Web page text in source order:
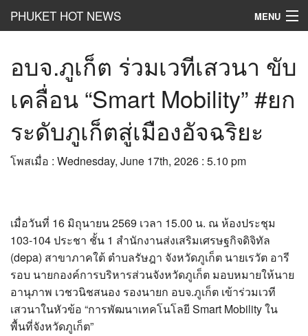
PHUKET HOT NEWS MENU
Hot Clip
HotList
Hot Gossip
HotBusiness
HotHealth and Beauty
PR News
อยากบอกอยากเล่า
?>
อบจ.ภูเก็ต ร่วมเวทีเสวนา ขับ
เคลื่อน “Smart Mobility” #ยก
ระดับภูเก็ตสู่เมืองอัจฉริยะ
โพสเมื่อ : Wednesday, June 17th, 2026 : 5.10 pm
เมื่อวันที่ 16 มิถุนายน 2569 เวลา 15.00 น. ณ ห้องประชุม
103-104 ประชา ชั้น 1 สำนักงานส่งเสริมเศรษฐกิจดิจิทัล
(depa) สาขาภาคใต้ ตำบลรัษฎา จังหวัดภูเก็ต นายเรวัต อารี
รอบ นายกองค์การบริหารส่วนจังหวัดภูเก็ต มอบหมายให้นาย
อานุภาพ เวชวนิชสนอง รองนายก อบจ.ภูเก็ต เข้าร่วมเวที
เสวนาในหัวข้อ “การพัฒนาเทคโนโลยี Smart Mobility ใน
พื้นที่จังหวัดภูเก็ต”